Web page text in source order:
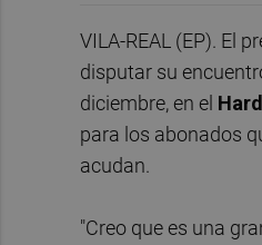
VILA-REAL (EP). El
disputar su
diciembre, en el
para los abonados
acudan.
"Creo que es una